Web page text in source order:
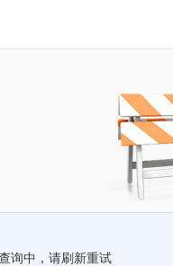
询中，请刷新重试